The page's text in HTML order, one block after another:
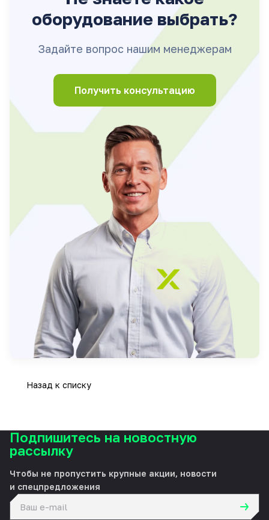
оборудование выбрать?
Задайте вопрос нашим менеджерам
Получить консультацию
Назад к списку
Подпишитесь на новостную
рассылку
Чтобы не пропустить крупные акции, новости
и спецпредложения